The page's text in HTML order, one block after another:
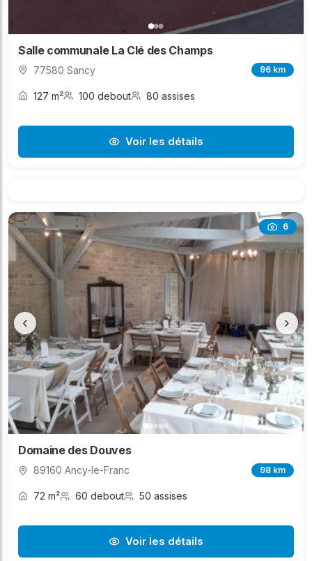
Salle communale La Clé des Champs
77580 Sancy 96 km
127 m² 100 debout 80 assises
Voir les détails
6
‹ ›
Domaine des Douves
89160 Ancy-le-Franc 98 km
72 m² 60 debout 50 assises
Voir les détails